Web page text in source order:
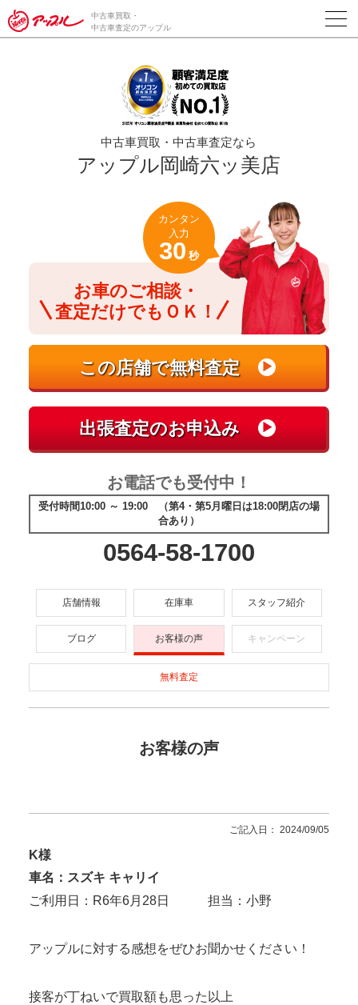
/*ABテスト_新規査定フォームの為のCVボタン*/
中古車買取・
中古車査定のアップル
中古車買取・中古車査定なら
アップル岡崎六ッ美店
お車のご相談・
査定だけでもＯＫ！
カンタン
入力
30 秒
お電話でも受付中！
受付時間10:00 ～ 19:00 （第4・第5月曜日は18:00閉店の場
合あり）
0564-58-1700
店舗情報 在庫車 スタッフ紹介
ブログ お客様の声 キャンペーン
無料査定
お客様の声
ご記入日： 2024/09/05
K様
車名：スズキ キャリイ
ご利用日：R6年6月28日 担当：小野
アップルに対する感想をぜひお聞かせください！
接客が丁ねいで買取額も思った以上